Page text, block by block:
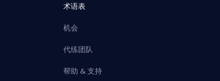
术语表
机会
代练团队
帮助 & 支持